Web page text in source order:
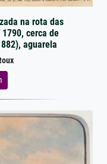
na rota das
cerca de
aguarela